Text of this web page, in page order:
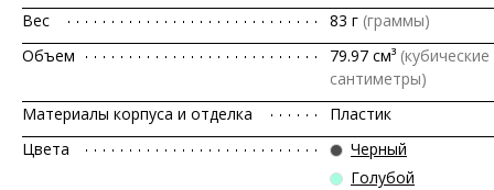
Вес
83 г (граммы)
Объем
79.97 см³ (кубические
сантиметры)
Материалы корпуса и отделка
Пластик
Цвета
Черный
Голубой